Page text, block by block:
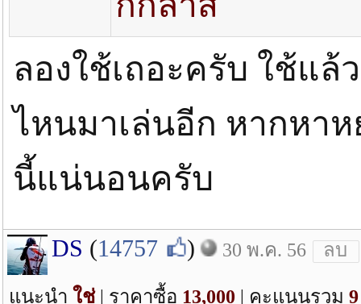
ลองใช้เถอะครับ ใช้แ
ไหนมาเล่นอีก หากหา
นี้แน่นอนครับ
DS (14757 ) 30 พ.ค. 56 ลบ
แนะนำ ใช่| ราคาซื้อ 13,000 | คะแนนรวม 9